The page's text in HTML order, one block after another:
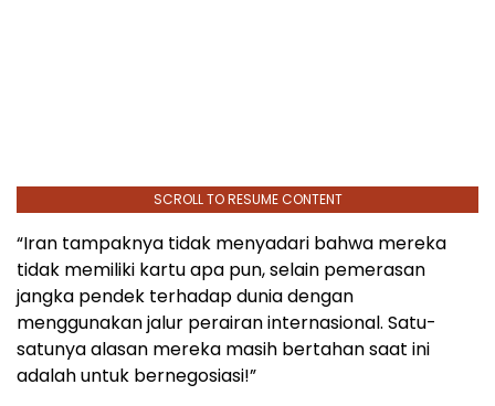
SCROLL TO RESUME CONTENT
“Iran tampaknya tidak menyadari bahwa mereka
tidak memiliki kartu apa pun, selain pemerasan
jangka pendek terhadap dunia dengan
menggunakan jalur perairan internasional. Satu-
satunya alasan mereka masih bertahan saat ini
adalah untuk bernegosiasi!”